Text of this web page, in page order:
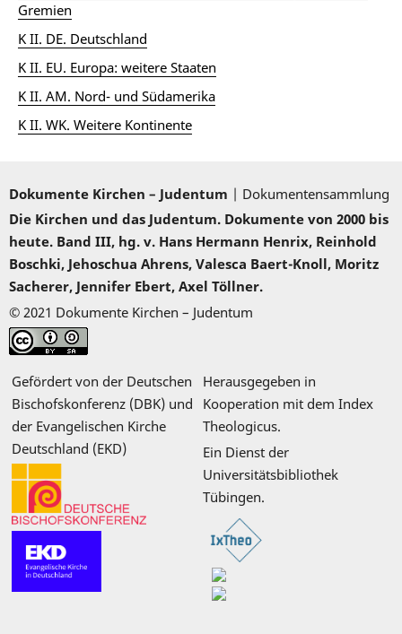
Gremien
K II. DE. Deutschland
K II. EU. Europa: weitere Staaten
K II. AM. Nord- und Südamerika
K II. WK. Weitere Kontinente
Dokumente Kirchen – Judentum | Dokumentensammlung
Die Kirchen und das Judentum. Dokumente von 2000 bis
heute. Band III, hg. v. Hans Hermann Henrix, Reinhold
Boschki, Jehoschua Ahrens, Valesca Baert-Knoll, Moritz
Sacherer, Jennifer Ebert, Axel Töllner.
© 2021 Dokumente Kirchen – Judentum
Gefördert von der Deutschen
Bischofskonferenz (DBK) und
der Evangelischen Kirche
Deutschland (EKD)
Herausgegeben in
Kooperation mit dem Index
Theologicus.
Ein Dienst der
Universitätsbibliothek
Tübingen.